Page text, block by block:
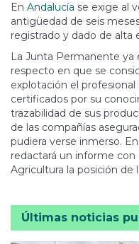
En Andalucía se exige al
antigüedad de seis
registrado y dado de alta
La Junta Permanente ya
respecto en que se
explotación el
certificados por su
trazabilidad de sus
de las compañías
pudiera verse inmerso.
redactará un informe
Agricultura la posición de
Últimas noticias